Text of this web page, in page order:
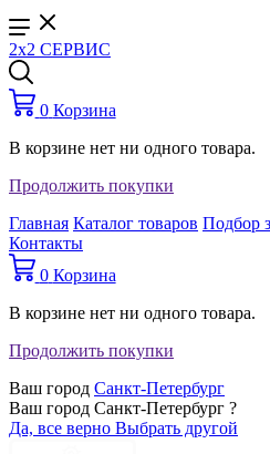
2x2 СЕРВИС
0 Корзина
В корзине нет ни одного товара.
Продолжить покупки
Главная Каталог товаров Подбор
Контакты
0 Корзина
В корзине нет ни одного товара.
Продолжить покупки
Ваш город Санкт-Петербург
Ваш город Санкт-Петербург ?
Да, все верно Выбрать другой